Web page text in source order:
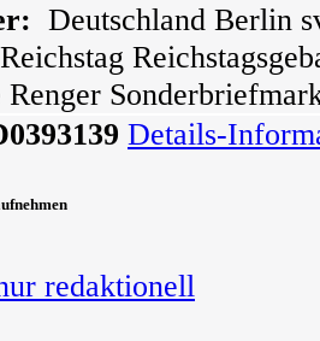
Deutschland Berlin
Details-
redaktionell